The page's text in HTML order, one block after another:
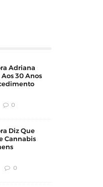
Adriana
30 Anos
0
Diz Que
Cannabis
0